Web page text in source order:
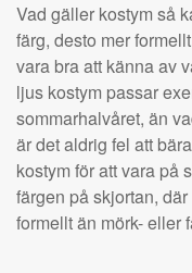
Vad gäller kostym så
färg, desto mer
vara bra att känna av
ljus kostym passar
sommarhalvåret, än
är det aldrig fel att
kostym för att vara på
färgen på skjortan,
formellt än mörk- eller